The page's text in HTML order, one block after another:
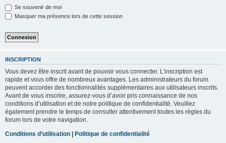
Se souvenir de moi
Masquer ma présence lors de cette session
INSCRIPTION
Vous devez être inscrit avant de pouvoir vous connecter. L’inscription est
rapide et vous offre de nombreux avantages. Les administrateurs du forum
peuvent accorder des fonctionnalités supplémentaires aux utilisateurs inscrits.
Avant de vous inscrire, assurez-vous d’avoir pris connaissance de nos
conditions d’utilisation et de notre politique de confidentialité. Veuillez
également prendre le temps de consulter attentivement toutes les règles du
forum lors de votre navigation.
Conditions d’utilisation | Politique de confidentialité